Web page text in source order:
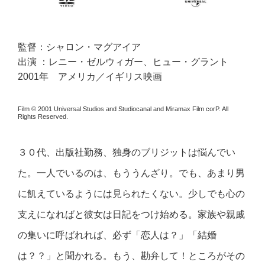
監督：シャロン・マグアイア
出演 ：レニー・ゼルウィガー、ヒュー・グラント
2001年 アメリカ／イギリス映画
Film © 2001 Universal Studios and Studiocanal and Miramax Film corP. All
Rights Reserved.
３０代、出版社勤務、独身のブリジットは悩んでい
た。一人でいるのは、もううんざり。でも、あまり男
に飢えているようには見られたくない。少しでも心の
支えになればと彼女は日記をつけ始める。家族や親戚
の集いに呼ばれれば、必ず「恋人は？」「結婚
は？？」と聞かれる。もう、勘弁して！ところがその